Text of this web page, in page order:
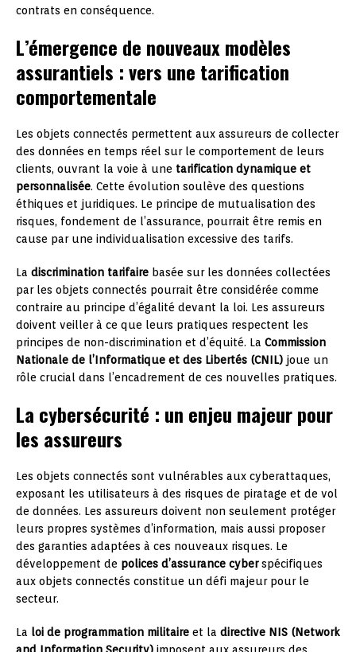
contrats en conséquence.
L’émergence de nouveaux modèles
assurantiels : vers une tarification
comportementale
Les objets connectés permettent aux assureurs de collecter
des données en temps réel sur le comportement de leurs
clients, ouvrant la voie à une tarification dynamique et
personnalisée. Cette évolution soulève des questions
éthiques et juridiques. Le principe de mutualisation des
risques, fondement de l’assurance, pourrait être remis en
cause par une individualisation excessive des tarifs.
La discrimination tarifaire basée sur les données collectées
par les objets connectés pourrait être considérée comme
contraire au principe d’égalité devant la loi. Les assureurs
doivent veiller à ce que leurs pratiques respectent les
principes de non-discrimination et d’équité. La Commission
Nationale de l’Informatique et des Libertés (CNIL) joue un
rôle crucial dans l’encadrement de ces nouvelles pratiques.
La cybersécurité : un enjeu majeur pour
les assureurs
Les objets connectés sont vulnérables aux cyberattaques,
exposant les utilisateurs à des risques de piratage et de vol
de données. Les assureurs doivent non seulement protéger
leurs propres systèmes d’information, mais aussi proposer
des garanties adaptées à ces nouveaux risques. Le
développement de polices d’assurance cyberspécifiques
aux objets connectés constitue un défi majeur pour le
secteur.
La loi de programmation militaire et la directive NIS (Network